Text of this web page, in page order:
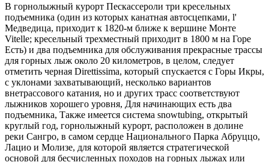
В горнолыжный курорт Пескассероли три кресельных
подъемника (один из которых канатная автосцепками, l'
Медведица, приходит к 1820-м ближе к вершине Монте
Vitelle; кресельный трехместный приходит в 1800 м на Горе
Есть) и два подъемника для обслуживания прекрасные трассы
для горных лыж около 20 километров, в целом, следует
отметить черная Direttissima, который спускается с Горы Икры,
с уклонами захватывающий, несколько вариантов
внетрассового катания, но и других трасс соответствуют
лыжников хорошего уровня, Для начинающих есть два
подъемника, Также имеется система snowtubing, открытый
круглый год, горнолыжный курорт, расположен в долине
реки Сангро, в самом сердце Национального Парка Абруццо,
Лацио и Молизе, для которой является стратегической
основой для бесчисленных походов на горных лыжах или